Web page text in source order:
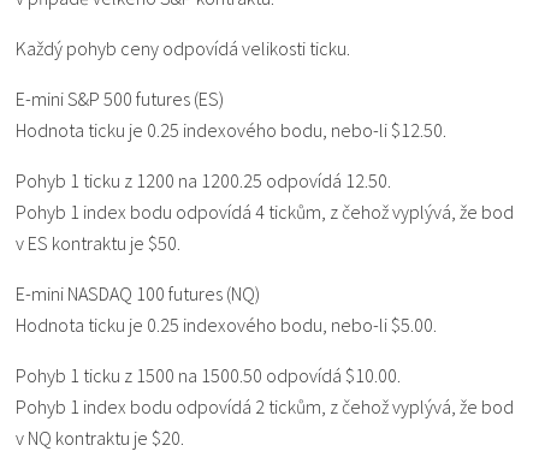
Každý pohyb ceny odpovídá velikosti ticku.
E-mini S&P 500 futures (ES)
Hodnota ticku je 0.25 indexového bodu, nebo-li $12.50.
Pohyb 1 ticku z 1200 na 1200.25 odpovídá 12.50.
Pohyb 1 index bodu odpovídá 4 tickům, z čehož vyplývá, že bod
v ES kontraktu je $50.
E-mini NASDAQ 100 futures (NQ)
Hodnota ticku je 0.25 indexového bodu, nebo-li $5.00.
Pohyb 1 ticku z 1500 na 1500.50 odpovídá $10.00.
Pohyb 1 index bodu odpovídá 2 tickům, z čehož vyplývá, že bod
v NQ kontraktu je $20.